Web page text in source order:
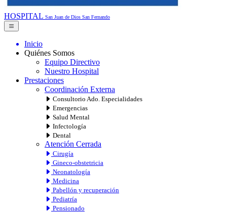
HOSPITAL San Juan de Dios San Fernando
Inicio
Quiénes Somos
Equipo Directivo
Nuestro Hospital
Prestaciones
Coordinación Externa
Consultorio Ado. Especialidades
Emergencias
Salud Mental
Infectología
Dental
Atención Cerrada
Cirugía
Gineco-obstetricia
Neonatología
Medicina
Pabellón y recuperación
Pediatría
Pensionado